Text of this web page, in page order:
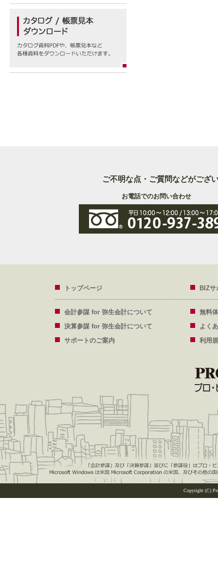
ご不明な点・ご質問などがござ
お電話でのお問い合わせ
トップページ BIZサ
会計参謀 for 弥生会計について
決算参謀 for 弥生会計について
サポートのご案内
無料
よく
利用
Copyright (C)